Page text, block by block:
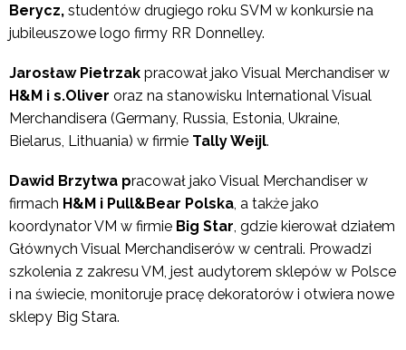
Berycz, studentów drugiego roku SVM w konkursie na
jubileuszowe logo firmy RR Donnelley.
Jarosław Pietrzak pracował jako Visual Merchandiser w
H&M i s.Oliver oraz na stanowisku International Visual
Merchandisera (Germany, Russia, Estonia, Ukraine,
Bielarus, Lithuania) w firmie Tally Weijl.
Dawid Brzytwa pracował jako Visual Merchandiser w
firmach H&M i Pull&Bear Polska, a także jako
koordynator VM w firmie Big Star, gdzie kierował działem
Głównych Visual Merchandiserów w centrali. Prowadzi
szkolenia z zakresu VM, jest audytorem sklepów w Polsce
i na świecie, monitoruje pracę dekoratorów i otwiera nowe
sklepy Big Stara.